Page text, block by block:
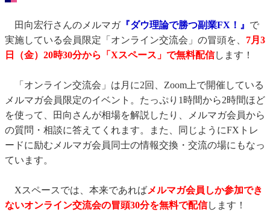
田向宏行さんのメルマガ『ダウ理論で勝つ副業FX！』 で
実施している会員限定「オンライン交流会」の冒頭を、 7月3
日（金）20時30分から「Xスペース」で無料配信します！
「オンライン交流会」は月に2回、Zoom上で開催している
メルマガ会員限定のイベント。たっぷり1時間から2時間ほど
を使って、田向さんが相場を解説したり、メルマガ会員から
の質問・相談に答えてくれます。また、同じようにFXトレ
ードに励むメルマガ会員同士の情報交換・交流の場にもなっ
ています。
Xスペースでは、本来であればメルマガ会員しか参加でき
ないオンライン交流会の冒頭30分を無料で配信します！